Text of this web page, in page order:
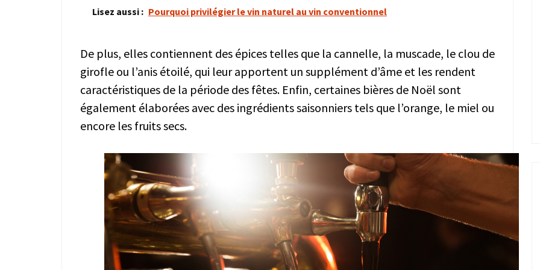
Lisez aussi : Pourquoi privilégier le vin naturel au vin conventionnel
De plus, elles contiennent des épices telles que la cannelle, la muscade, le clou de
girofle ou l’anis étoilé, qui leur apportent un supplément d’âme et les rendent
caractéristiques de la période des fêtes. Enfin, certaines bières de Noël sont
également élaborées avec des ingrédients saisonniers tels que l’orange, le miel ou
encore les fruits secs.